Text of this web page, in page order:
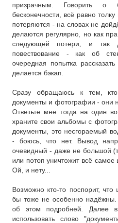
призрачным. Говорить
бесконечности, всё равно
потеряются - на словах не
делаются регулярно, но как
следующей потери, и так
повествование - как об
очередная попытка
делается бэкап.
Сразу обращаюсь к тем,
документы и фотографии - они
Ответьте мне тогда на один
храните свои альбомы с
документы, это несгораемый
- боюсь, что нет. Вывод
очевидный - даже не большой
или потоп уничтожит всё самое
Ой, и нету...
Возможно кто-то поспорит,
бы тоже не особенно
об этом подробней. Далее
использовать слово